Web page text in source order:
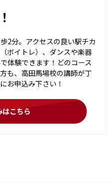
2分。アクセスの良い駅チカ
ボイトレ）、ダンスや楽器
体験できます！どのコース
も、高田馬場校の講師が丁
お申込み下さい！
こちら